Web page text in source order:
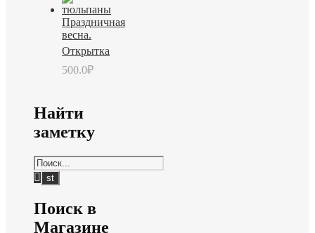
Праздничная
весна.
Открытка
500.0₽
Найти
заметку
Поиск в
Магазине